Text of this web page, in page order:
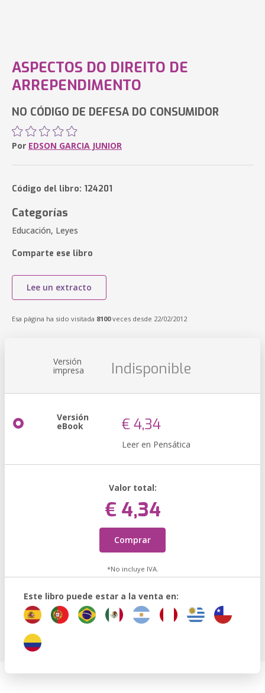
ASPECTOS DO DIREITO DE
ARREPENDIMENTO
NO CÓDIGO DE DEFESA DO CONSUMIDOR
Por EDSON GARCIA JUNIOR
Código del libro: 124201
Categorías
Educación, Leyes
Comparte ese libro
Lee un extracto
Esa página ha sido visitada 8100veces desde 22/02/2012
Versión
impresa Indisponible
Versión
eBook € 4,34
Leer en Pensática
Valor total:
€ 4,34
Comprar
*No incluye IVA.
Este libro puede estar a la venta en: